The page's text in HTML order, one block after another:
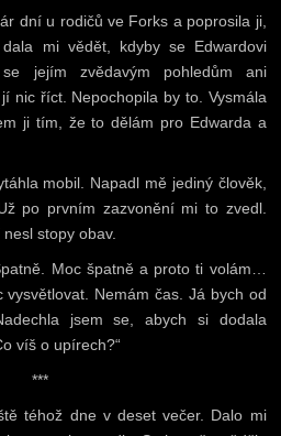
dní u rodičů ve Forks a poprosila ji,
mi vědět, kdyby se Edwardovi
jejím zvědavým pohledům ani
nic říct. Nepochopila by to. Vysmála
ji tím, že to dělám pro Edwarda a
mobil. Napadl mě jediný člověk,
po prvním zazvonění mi to zvedl.
stopy obav.
Moc špatně a proto ti volám…
Nemám čas. Já bych od
jsem se, abych si dodala
víš o upírech?“
***
téhož dne v deset večer. Dalo mi